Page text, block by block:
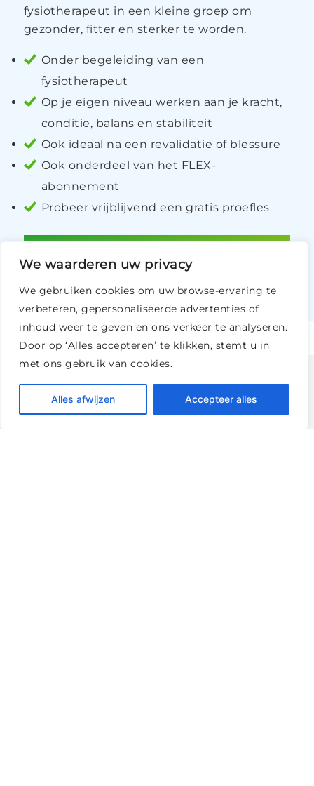
We waarderen uw privacy
We gebruiken cookies om uw browse-ervaring te
verbeteren, gepersonaliseerde advertenties of
inhoud weer te geven en ons verkeer te analyseren.
Door op ‘Alles accepteren’ te klikken, stemt u in
met ons gebruik van cookies.
Alles afwijzen Accepteer alles
fysiotherapeut in een kleine groep om
gezonder, fitter en sterker te worden.
Onder begeleiding van een
fysiotherapeut
Op je eigen niveau werken aan je kracht,
conditie, balans en stabiliteit
Ook ideaal na een revalidatie of blessure
Ook onderdeel van het FLEX-
abonnement
Probeer vrijblijvend een gratis proefles
Bekijk ook eens